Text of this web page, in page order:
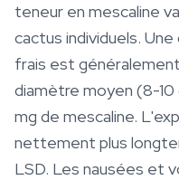
teneur en mescaline
cactus individuels.
frais est
diamètre moyen (8-
mg de mescaline.
nettement plus
LSD. Les nausées et